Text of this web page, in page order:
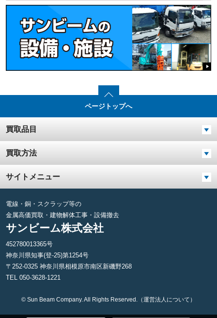
ページトップへ
買取品目
買取方法
サイトメニュー
電線・銅・スクラップ等の
金属高価買取・建物解体工事・設備撤去
サンビーム株式会社
452780013365号
神奈川県知事(登-25)第1254号
〒252-0325 神奈川県相模原市南区新磯野268
TEL 050-3628-1221
© Sun Beam Company.All Rights Reserved. （運営法人について）